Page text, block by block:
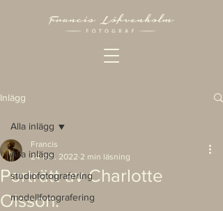
Inlägg
Alla inlägg
studiofotografering
modellfotografering
Alla inlägg
Porträtt av Charlotte
Olsson.
Francis
24 feb. 2022 2 min läsning